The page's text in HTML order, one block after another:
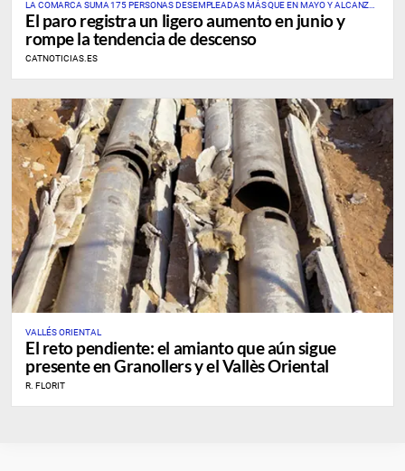
LA COMARCA SUMA 175 PERSONAS DESEMPLEADAS MÁS QUE EN MAYO Y ALCANZA
UNA TASA PROVISIONAL DEL 7,69%
El paro registra un ligero aumento en junio y
rompe la tendencia de descenso
CATNOTICIAS.ES
VALLÉS ORIENTAL
El reto pendiente: el amianto que aún sigue
presente en Granollers y el Vallès Oriental
R. FLORIT